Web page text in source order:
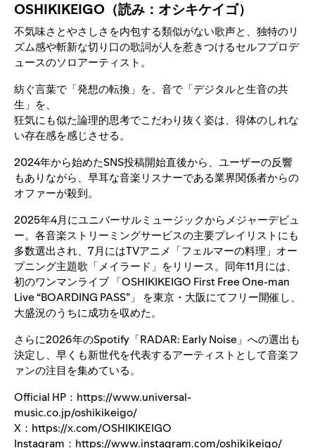
OSHIKIKEIGO（読み：オシキケイゴ）
不気味さとやさしさを内包する類似がない歌声と、独特のリ
ズム感や斬新な切り口の歌詞が人を惹きつけるセルフプロデ
ュースのソロアーティスト。
紡ぐ言葉で「発想の転換」を、音で「デジタルと生音の共
生」を、
狂気にも似た論理的思考でこだわり抜く姿は、得体のしれな
い存在感を感じさせる。
2024年から始めたSNS投稿開始直後から、ユーザーの反響
もありながら、早耳な音楽リスナーである業界関係者からの
オファーが殺到。
2025年4月にユニバーサルミュージックからメジャーデビュ
ー。各音楽ストリーミングサービスの主要プレイリストにも
多数選出され、7月にはTVアニメ「フェルマーの料理」オー
プニング主題歌「メイラード」をリリース。同年11月には、
初のワンマンライブ 「OSHIKIKEIGO First Free One-man
Live “BOARDING PASS”」 を東京・大阪にてフリー開催し、
大盛況のうちに成功を収めた。
さらに2026年のSpotify「RADAR: Early Noise」への選出も
決定し、早くも新世代を代表するアーティストとして音楽フ
ァンの注目を集めている。
Official HP： https://www.universal-
music.co.jp/oshikikeigo/
X： https://x.com/OSHIKIKEIGO
Instagram： https://www.instagram.com/oshikikeigo/